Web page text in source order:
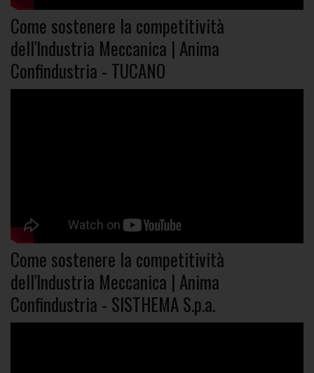
Come sostenere la competitività
dell'Industria Meccanica | Anima
Confindustria - TUCANO
Come sostenere la competitività
dell'Industria Meccanica | Anima
Confindustria - SISTHEMA S.p.a.